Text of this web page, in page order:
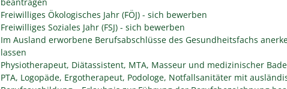
Freiwilliges Ökologisches Jahr (FÖJ) - sich bewerben
Freiwilliges Soziales Jahr (FSJ) - sich bewerben
Im Ausland erworbene Berufsabschlüsse des Gesundheitsfachs
lassen
Physiotherapeut, Diätassistent, MTA, Masseur und medizinischer
PTA, Logopäde, Ergotherapeut, Podologe, Notfallsanitäter mit